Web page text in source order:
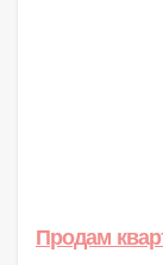
Продам